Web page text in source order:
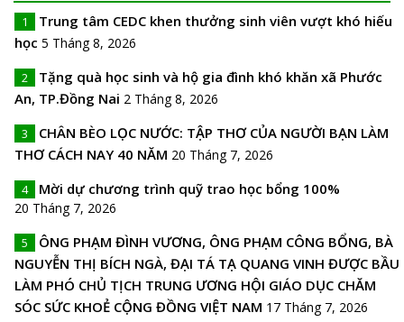
1
Trung tâm CEDC khen thưởng sinh viên vượt khó hiếu
học 5 Tháng 8, 2026
2
Tặng quà học sinh và hộ gia đình khó khăn xã Phước
An, TP.Đồng Nai 2 Tháng 8, 2026
3
CHÂN BÈO LỌC NƯỚC: TẬP THƠ CỦA NGƯỜI BẠN LÀM
THƠ CÁCH NAY 40 NĂM 20 Tháng 7, 2026
4 Mời dự chương trình quỹ trao học bổng 100%
20 Tháng 7, 2026
5
ÔNG PHẠM ĐÌNH VƯƠNG, ÔNG PHẠM CÔNG BỔNG, BÀ
NGUYỄN THỊ BÍCH NGÀ, ĐẠI TÁ TẠ QUANG VINH ĐƯỢC BẦU
LÀM PHÓ CHỦ TỊCH TRUNG ƯƠNG HỘI GIÁO DỤC CHĂM
SÓC SỨC KHOẺ CỘNG ĐỒNG VIỆT NAM 17 Tháng 7, 2026